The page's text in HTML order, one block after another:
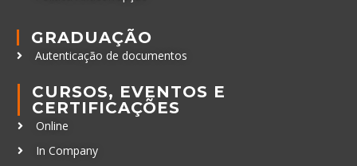
GRADUAÇÃO
Autenticação de documentos
CURSOS, EVENTOS E
CERTIFICAÇÕES
Online
In Company